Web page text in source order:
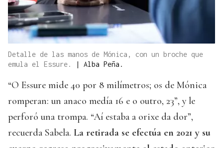
Detalle de las manos de Mónica, con un broche que
emula el Essure.
| Alba Peña.
“O Essure mide 40 por 8 milímetros; os de Mónica
romperan: un anaco medía 16 e o outro, 23”, y le
perforó una trompa. “Aí estaba a orixe da dor”,
recuerda Sabela. La retirada se efectúa en 2021 y su